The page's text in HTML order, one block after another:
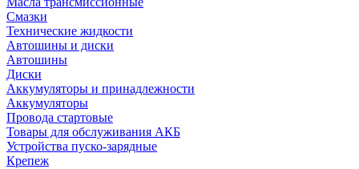
Смазки
Технические жидкости
Автошины и диски
Автошины
Диски
Аккумуляторы и принадлежности
Аккумуляторы
Провода стартовые
Товары для обслуживания АКБ
Устройства пуско-зарядные
Крепеж